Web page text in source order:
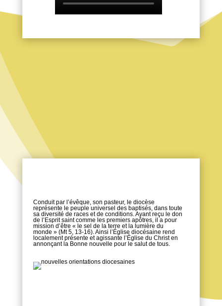
FRÉJUS-TOULON
Conduit par l’évêque, son pasteur, le diocèse
représente le peuple universel des baptisés, dans toute
sa diversité de races et de conditions. Ayant reçu le don
de l’Esprit saint comme les premiers apôtres, il a pour
mission d’être « le sel de la terre et la lumière du
monde » (Mt 5, 13-16). Ainsi l’Église diocésaine rend
localement présente et agissante l’Église du Christ en
annonçant la Bonne nouvelle pour le salut de tous.